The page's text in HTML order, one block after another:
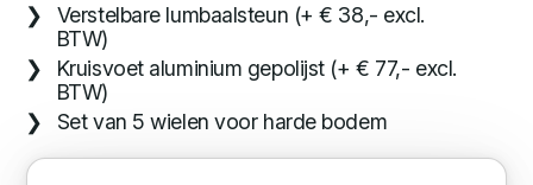
Verstelbare lumbaalsteun (+ € 38,- excl.
BTW)
Kruisvoet aluminium gepolijst (+ € 77,- excl.
BTW)
Set van 5 wielen voor harde bodem